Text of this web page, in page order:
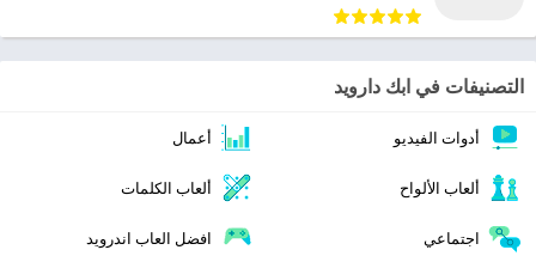
التصنيفات في ابك دارويد
أدوات الفيديو أعمال
ألعاب الألواح ألعاب الكلمات
اجتماعي افضل العاب اندرويد